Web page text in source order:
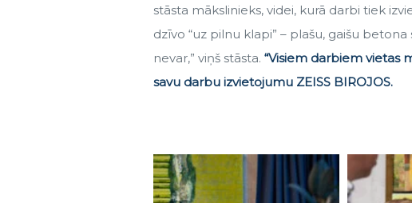
stāsta mākslinieks, videi, kurā darbi tiek
dzīvo “uz pilnu klapi” – plašu, gaišu
nevar,” viņš stāsta. “Visiem darbiem vietas
savu darbu izvietojumu ZEISS BIROJOS.